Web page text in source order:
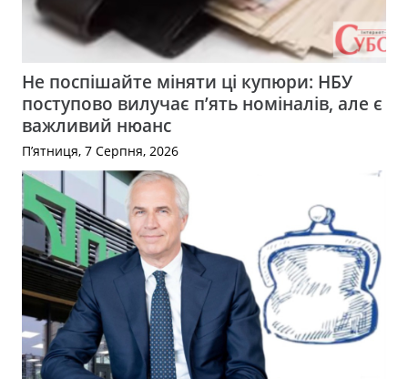
Не поспішайте міняти ці купюри: НБУ
поступово вилучає п’ять номіналів, але є
важливий нюанс
П’ятниця, 7 Серпня, 2026